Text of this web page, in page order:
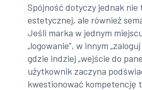
Spójność dotyczy jednak
estetycznej, ale również
Jeśli marka w jednym
„logowanie”, w innym
gdzie indziej „wejście do
użytkownik zaczyna
kwestionować kompetencję